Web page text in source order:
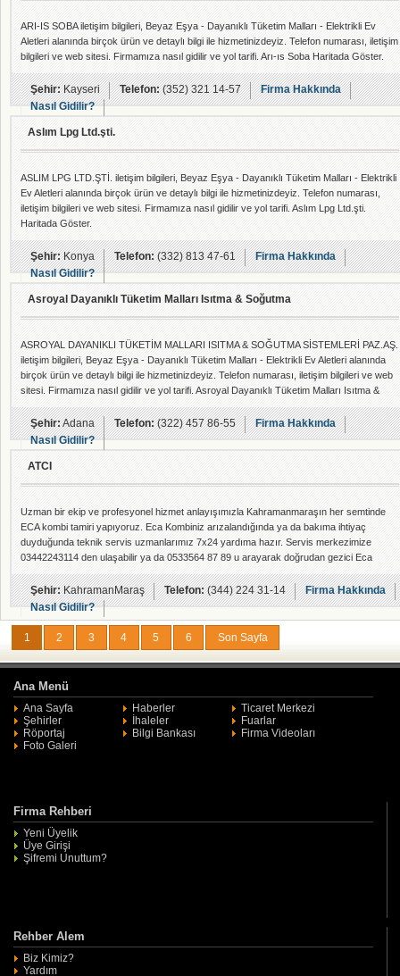
ARI-IS SOBA iletişim bilgileri, Beyaz Eşya - Dayanıklı Tüketim Malları - Elektrikli Ev
Aletleri alanında birçok ürün ve detaylı bilgi ile hizmetinizdeyiz. Telefon numarası, iletişim
bilgileri ve web sitesi. Firmamıza nasıl gidilir ve yol tarifi. Arı-ıs Soba Haritada Göster.
Şehir:Kayseri Telefon:(352) 321 14-57
Firma Hakkında
Nasıl Gidilir?
Aslım Lpg Ltd.şti.
ASLIM LPG LTD.ŞTİ. iletişim bilgileri, Beyaz Eşya - Dayanıklı Tüketim Malları - Elektrikli
Ev Aletleri alanında birçok ürün ve detaylı bilgi ile hizmetinizdeyiz. Telefon numarası,
iletişim bilgileri ve web sitesi. Firmamıza nasıl gidilir ve yol tarifi. Aslım Lpg Ltd.şti.
Haritada Göster.
Şehir:Konya Telefon:(332) 813 47-61
Firma Hakkında
Nasıl Gidilir?
Asroyal Dayanıklı Tüketim Malları Isıtma & Soğutma
ASROYAL DAYANIKLI TÜKETİM MALLARI ISITMA & SOĞUTMA SİSTEMLERİ PAZ.AŞ.
iletişim bilgileri, Beyaz Eşya - Dayanıklı Tüketim Malları - Elektrikli Ev Aletleri alanında
birçok ürün ve detaylı bilgi ile hizmetinizdeyiz. Telefon numarası, iletişim bilgileri ve web
sitesi. Firmamıza nasıl gidilir ve yol tarifi. Asroyal Dayanıklı Tüketim Malları Isıtma &
Soğutma Sistemleri Paz.aş. Haritada Göster.
Şehir:Adana Telefon:(322) 457 86-55
Firma Hakkında
Nasıl Gidilir?
ATCI
Uzman bir ekip ve profesyonel hizmet anlayışımızla Kahramanmaraşın her semtinde
ECA kombi tamiri yapıyoruz. Eca Kombiniz arızalandığında ya da bakıma ihtiyaç
duyduğunda teknik servis uzmanlarımız 7x24 yardıma hazır. Servis merkezimize
03442243114 den ulaşabilir ya da 0533564 87 89 u arayarak doğrudan gezici Eca
kombi servis ekibimizle irtibat kurabilirsiniz.
Şehir:KahramanMaraş Telefon:(344) 224 31-14
Firma Hakkında
Nasıl Gidilir?
1 2 3 4 5 6 Son Sayfa
Ana Menü
Ana Sayfa Haberler
Ticaret Merkezi
Şehirler
İhaleler
Fuarlar
Röportaj
Bilgi Bankası
Firma Videoları
Foto Galeri
Firma Rehberi
Yeni Üyelik
Üye Girişi
Şifremi Unuttum?
Rehber Alem
Biz Kimiz?
Yardım